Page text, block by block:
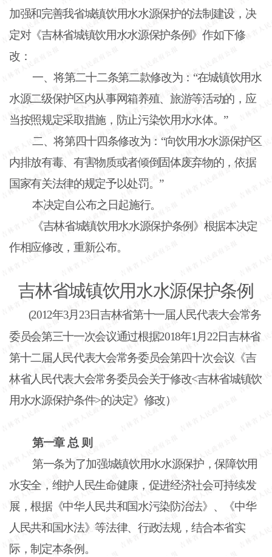
加强和完善我省城镇饮用水水源保护的法制建设，决
定对《吉林省城镇饮用水水源保护条例》作如下修
改：
一、将第二十二条第二款修改为： “在城镇饮用水
水源二级保护区内从事网箱养殖、旅游等活动的，应
当按照规定采取措施，防止污染饮用水水体。”
二、将第四十四条修改为： “向饮用水水源保护区
内排放有毒、有害物质或者倾倒固体废弃物的，依据
国家有关法律的规定予以处罚。”
本决定自公布之日起施行。
《吉林省城镇饮用水水源保护条例》根据本决定
作相应修改，重新公布。
吉林省城镇饮用水水源保护条例
(2012年3月23日吉林省第十一届人民代表大会常务
委员会第三十一次会议通过根据2018年1月22日吉林省
第十二届人民代表大会常务委员会第四十次会议《吉
林省人民代表大会常务委员会关于修改<吉林省城镇饮
用水水源保护条件>的决定》修改）
第一章 总 则
第一条为了加强城镇饮用水水源保护，保障饮用
水安全，维护人民生命健康，促进经济社会可持续发
展，根据《中华人民共和国水污染防治法》、《中华
人民共和国水法》等法律、行政法规，结合本省实
际，制定本条例。